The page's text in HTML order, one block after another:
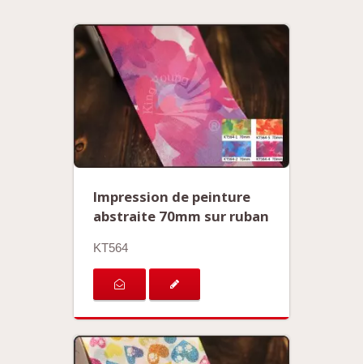
Impression de peinture
abstraite 70mm sur ruban
KT564